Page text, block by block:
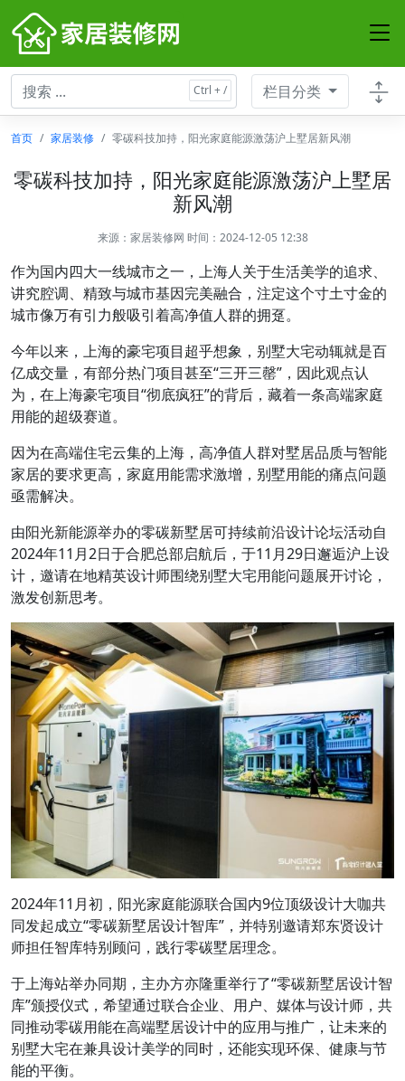
栏目分类
首页 家居装修 零碳科技加持，阳光家庭能源激荡沪上墅居新风潮
零碳科技加持，阳光家庭能源激荡沪上墅居
新风潮
来源： 家居装修网 时间：2024-12-05 12:38
作为国内四大一线城市之一，上海人关于生活美学的追求、
讲究腔调、精致与城市基因完美融合，注定这个寸土寸金的
城市像万有引力般吸引着高净值人群的拥趸。
今年以来，上海的豪宅项目超乎想象，别墅大宅动辄就是百
亿成交量，有部分热门项目甚至“三开三罄”，因此观点认
为，在上海豪宅项目“彻底疯狂”的背后，藏着一条高端家庭
用能的超级赛道。
因为在高端住宅云集的上海，高净值人群对墅居品质与智能
家居的要求更高，家庭用能需求激增，别墅用能的痛点问题
亟需解决。
由阳光新能源举办的零碳新墅居可持续前沿设计论坛活动自
2024年11月2日于合肥总部启航后，于11月29日邂逅沪上设
计，邀请在地精英设计师围绕别墅大宅用能问题展开讨论，
激发创新思考。
2024年11月初，阳光家庭能源联合国内9位顶级设计大咖共
同发起成立“零碳新墅居设计智库”，并特别邀请郑东贤设计
师担任智库特别顾问，践行零碳墅居理念。
于上海站举办同期，主办方亦隆重举行了“零碳新墅居设计智
库”颁授仪式，希望通过联合企业、用户、媒体与设计师，共
同推动零碳用能在高端墅居设计中的应用与推广，让未来的
别墅大宅在兼具设计美学的同时，还能实现环保、健康与节
能的平衡。